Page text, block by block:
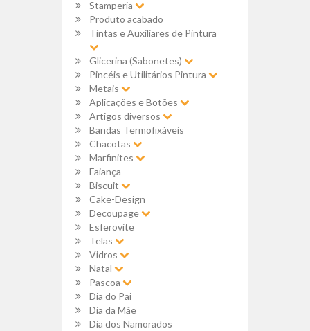
Stamperia
Produto acabado
Tintas e Auxiliares de Pintura
Glicerina (Sabonetes)
Pincéis e Utilitários Pintura
Metais
Aplicações e Botões
Artigos diversos
Bandas Termofixáveis
Chacotas
Marfinites
Faiança
Biscuit
Cake-Design
Decoupage
Esferovite
Telas
Vidros
Natal
Pascoa
Dia do Pai
Dia da Mãe
Dia dos Namorados